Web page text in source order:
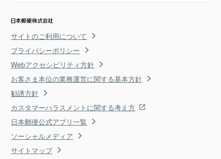
サイトのご利用について
プライバシーポリシー
Webアクセシビリティ方針
お客さま本位の業務運営に関する基本方針
勧誘方針
カスタマーハラスメントに関する考え方
日本郵便公式アプリ一覧
ソーシャルメディア
サイトマップ